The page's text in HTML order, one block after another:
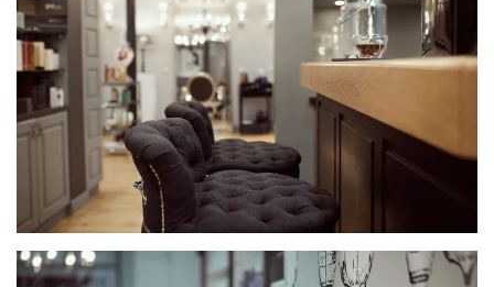
09/05/2026